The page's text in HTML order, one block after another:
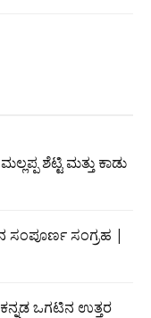
ಶೆಟ್ಟಿ ಮತ್ತು ಕಾಡು
ಸಂಪೂರ್ಣ ಸಂಗ್ರಹ |
ಒಗಟಿನ ಉತ್ತರ